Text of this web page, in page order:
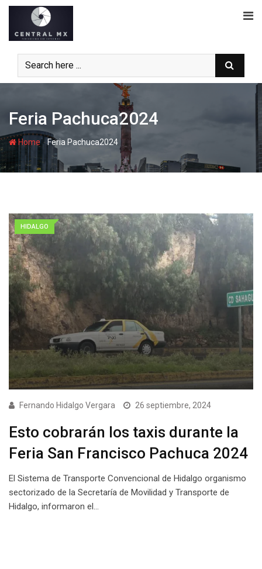
Skip
content
Feria Pachuca2024
Home-Feria Pachuca2024
HIDALGO
Fernando Hidalgo Vergara 26 septiembre, 2024
Esto cobrarán los taxis durante la
Feria San Francisco Pachuca 2024
El Sistema de Transporte Convencional de Hidalgo organismo
sectorizado de la Secretaría de Movilidad y Transporte de
Hidalgo, informaron el…